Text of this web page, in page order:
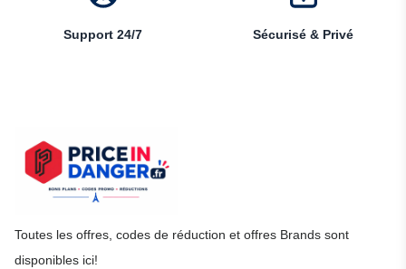
Support 24/7 Sécurisé & Privé
Toutes les offres, codes de réduction et offres Brands sont
disponibles ici!